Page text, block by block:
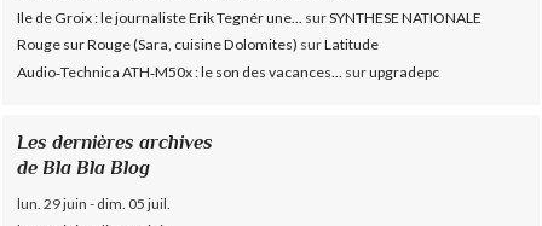
Ile de Groix : le journaliste Erik Tegnér une...
surSYNTHESE NATIONALE
Rouge sur Rouge (Sara, cuisine Dolomites) surLatitude
Audio‑Technica ATH‑M50x : le son des vacances...
surupgradepc
Les dernières archives
de Bla Bla Blog
lun. 29 juin - dim. 05 juil.